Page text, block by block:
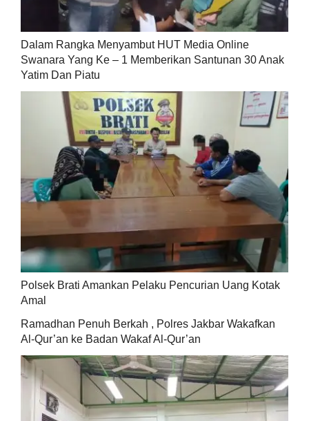
Dalam Rangka Menyambut HUT Media Online
Swanara Yang Ke – 1 Memberikan Santunan 30 Anak
Yatim Dan Piatu
Polsek Brati Amankan Pelaku Pencurian Uang Kotak
Amal
Ramadhan Penuh Berkah , Polres Jakbar Wakafkan
Al-Qur’an ke Badan Wakaf Al-Qur’an